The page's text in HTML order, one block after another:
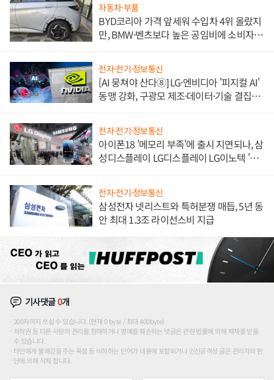
자동차·부품
BYD코리아 가격 앞세워 수입차 4위 올랐지
만, BMW·벤츠보다 높은 공임비에 소비자
전자·전기·정보통신
[AI 뭉쳐야 산다⑧] LG·엔비디아 '피지컬 AI'
동맹 강화, 구광모 제조·데이터·기술 결집
전자·전기·정보통신
아이폰18 '메모리 부족'에 출시 지연되나, 삼
성디스플레이 LG디스플레이 LG이노텍 '탈
전자·전기·정보통신
삼성전자 넷리스트와 특허분쟁 매듭, 5년 동
안 최대 1.3조 라이선스비 지급
기사댓글0개
200자까지 쓰실 수 있습니다. (현재 0 byte / 최대 400byte)
저작권 등 다른 사람의 권리를 침해하거나 명예를 훼손하는 댓글은 관련 법률에 의해 제재를 받을
수 있습니다.
타인에게 불쾌감을 주는 욕설 등 비하하는 단어가 내용에 포함되거나 인신공격성 글은 관리자의 판
단에 의해 삭제 합니다.